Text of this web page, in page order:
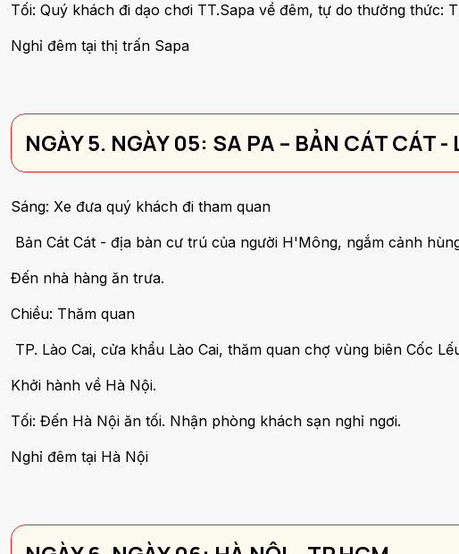
Tối: Quý khách đi dạo chơi TT.Sapa về đêm, tự do thưởng
Nghỉ đêm tại thị trấn Sapa
NGÀY 5. NGÀY 05: SA PA – BẢN CÁT CÁT -
Sáng: Xe đưa quý khách đi tham quan
Bản Cát Cát - địa bàn cư trú của người H'Mông, ngắm cảnh
Đến nhà hàng ăn trưa.
Chiều: Thăm quan
TP. Lào Cai, cửa khẩu Lào Cai, thăm quan chợ vùng biên Cốc
Khởi hành về Hà Nội.
Tối: Đến Hà Nội ăn tối. Nhận phòng khách sạn nghỉ ngơi.
Nghỉ đêm tại Hà Nội